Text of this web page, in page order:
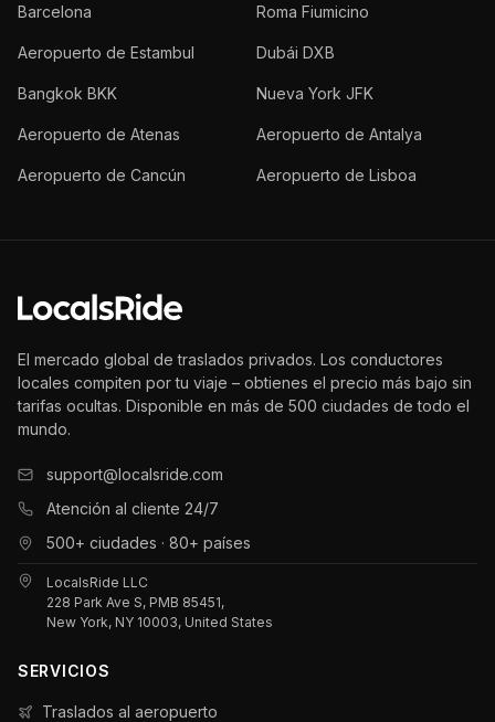
Barcelona Roma Fiumicino
Aeropuerto de Estambul Dubái DXB
Bangkok BKK Nueva York JFK
Aeropuerto de Atenas Aeropuerto de Antalya
Aeropuerto de Cancún Aeropuerto de Lisboa
El mercado global de traslados privados. Los conductores
locales compiten por tu viaje – obtienes el precio más bajo sin
tarifas ocultas. Disponible en más de 500 ciudades de todo el
mundo.
support@localsride.com
Atención al cliente 24/7
500+ ciudades · 80+ países
LocalsRide LLC
228 Park Ave S, PMB 85451,
New York, NY 10003, United States
SERVICIOS
Traslados al aeropuerto